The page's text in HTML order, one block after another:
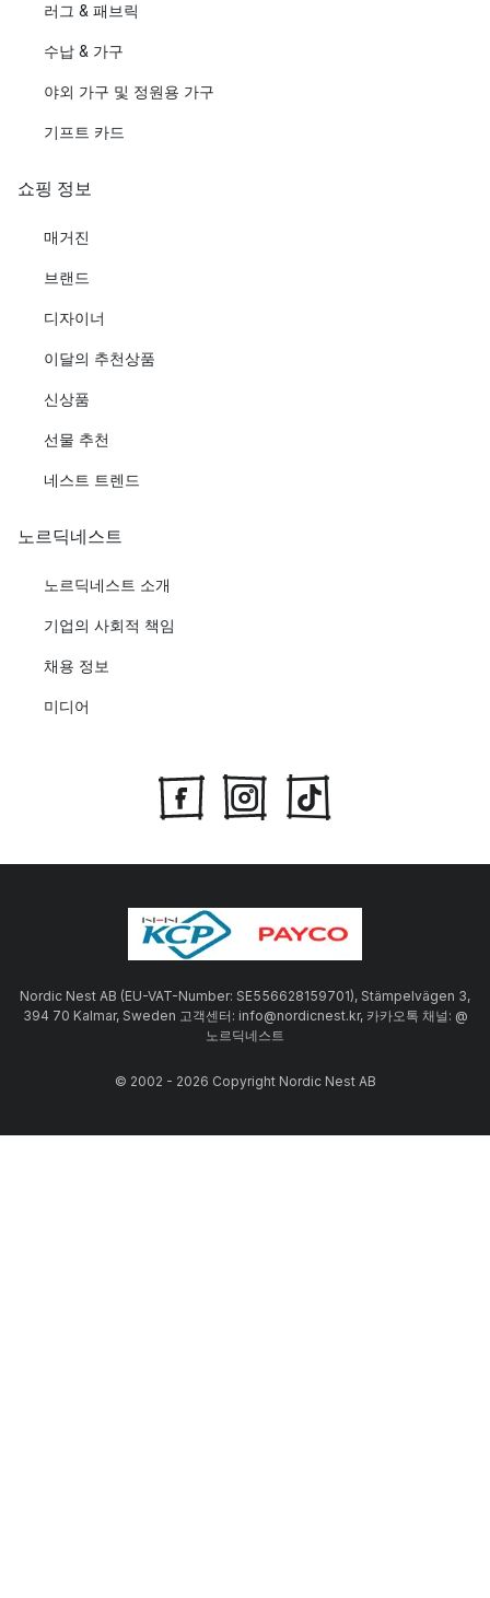
러그 & 패브릭
수납 & 가구
야외 가구 및 정원용 가구
기프트 카드
쇼핑 정보
매거진
브랜드
디자이너
이달의 추천상품
신상품
선물 추천
네스트 트렌드
노르딕네스트
노르딕네스트 소개
기업의 사회적 책임
채용 정보
미디어
Nordic Nest AB (EU-VAT-Number: SE556628159701), Stämpelvägen 3,
394 70 Kalmar, Sweden 고객센터: info@nordicnest.kr, 카카오톡 채널: @
노르딕네스트
© 2002 - 2026 Copyright Nordic Nest AB